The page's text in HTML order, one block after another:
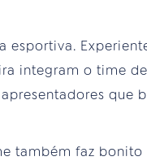
esportiva.
integram o time
que
também faz bonito